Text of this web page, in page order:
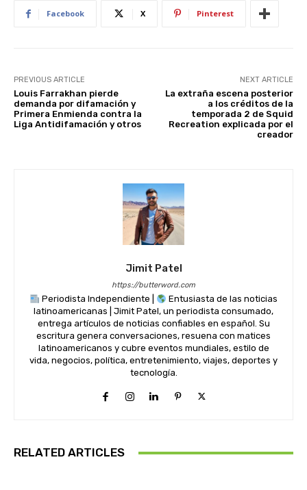
p
Facebook X Pinterest
PREVIOUS ARTICLE
Louis Farrakhan pierde
demanda por difamación y
Primera Enmienda contra la
Liga Antidifamación y otros
NEXT ARTICLE
La extraña escena posterior
a los créditos de la
temporada 2 de Squid
Recreation explicada por el
creador
Jimit Patel
https://butterword.com
Periodista Independiente |
Entusiasta de las noticias
latinoamericanas | Jimit Patel, un periodista consumado,
entrega artículos de noticias confiables en español. Su
escritura genera conversaciones, resuena con matices
latinoamericanos y cubre eventos mundiales, estilo de
vida, negocios, política, entretenimiento, viajes, deportes y
tecnología.
RELATED ARTICLES